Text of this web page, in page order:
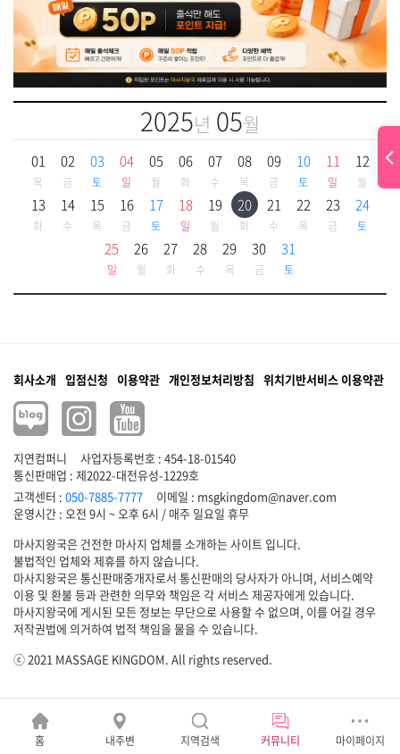
홈 내주변 지역검색 커뮤니티 마이페이지
2025년 05월
01
목
02
금
03
토
04
일
05
월
06
화
07
수
08
목
09
금
10
토
11
일
12
월
13
화
14
수
15
목
16
금
17
토
18
일
19
월
20
화
21
수
22
목
23
금
24
토
25
일
26
월
27
화
28
수
29
목
30
금
31
토
회사소개 입점신청 이용약관 개인정보처리방침 위치기반서비스 이용약관
지연컴퍼니
사업자등록번호 : 454-18-01540
통신판매업 : 제2022-대전유성-1229호
고객센터 : 050-7885-7777 이메일 : msgkingdom@naver.com
마사지왕국은 건전한 마사지 업체를 소개하는 사이트 입니다.
불법적인 업체와 제휴를 하지 않습니다.
마사지왕국은 통신판매중개자로서 통신판매의 당사자가 아니며, 서비스예약
이용 및 환불 등과 관련한 의무와 책임은 각 서비스 제공자에게 있습니다.
마사지왕국에 게시된 모든 정보는 무단으로 사용할 수 없으며, 이를 어길 경우
저작권법에 의거하여 법적 책임을 물을 수 있습니다.
ⓒ 2021 MASSAGE KINGDOM. All rights reserved.